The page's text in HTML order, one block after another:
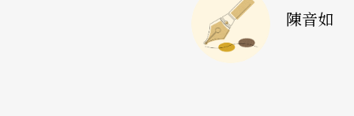
著小女兒長得果然活潑有朝氣，原本標準悲觀
可思議」！而小女兒和新作品的發表也肯定是
陳音如